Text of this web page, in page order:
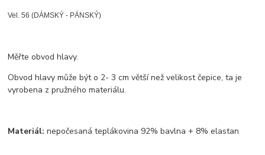
Vel. 56 (DÁMSKÝ - PÁNSKÝ)
Měřte obvod hlavy.
Obvod hlavy může být o 2- 3 cm větší než velikost čepice, ta je
vyrobena z pružného materiálu.
Materiál: nepočesaná teplákovina 92% bavlna + 8% elastan